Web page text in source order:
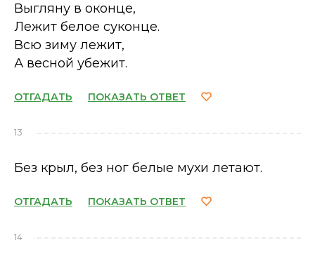
Выгляну в оконце,
Лежит белое суконце.
Всю зиму лежит,
А весной убежит.
ОТГАДАТЬ ПОКАЗАТЬ ОТВЕТ
13
Без крыл, без ног белые мухи летают.
ОТГАДАТЬ ПОКАЗАТЬ ОТВЕТ
14